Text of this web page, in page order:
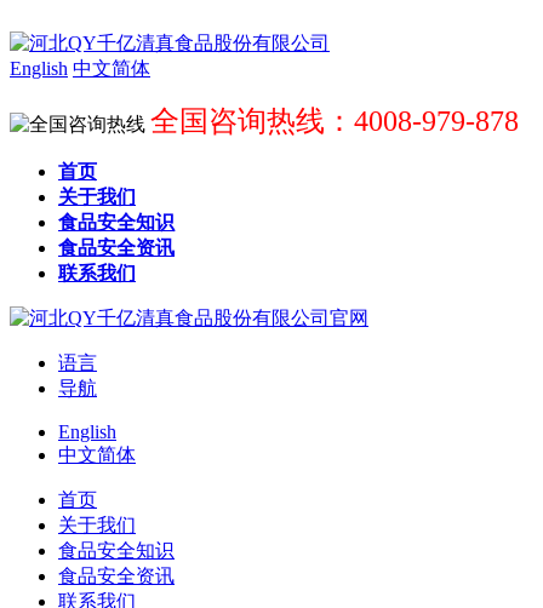
English 中文简体
全国咨询热线：4008-979-878
首页
关于我们
食品安全知识
食品安全资讯
联系我们
语言
导航
English
中文简体
首页
关于我们
食品安全知识
食品安全资讯
联系我们